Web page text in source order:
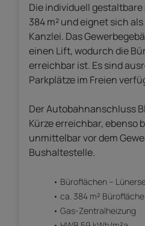
Die individuell
384 m² und eignet sich
Kanzlei. Das
einen Lift, wodurch die
erreichbar ist. Es sind
Parkplätze im Freien
Der Autobahnanschluss
Kürze erreichbar, ebenso
unmittelbar vor dem
Bushaltestelle.
Büroflächen –
ca. 384 m²
Gas-Zentralheizung